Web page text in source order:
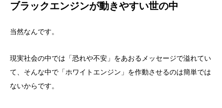
ブラックエンジンが動きやすい世の中
当然なんです。
現実社会の中では「恐れや不安」をあおるメッセージで溢れてい
て、そんな中で「ホワイトエンジン」を作動させるのは簡単では
ないからです。